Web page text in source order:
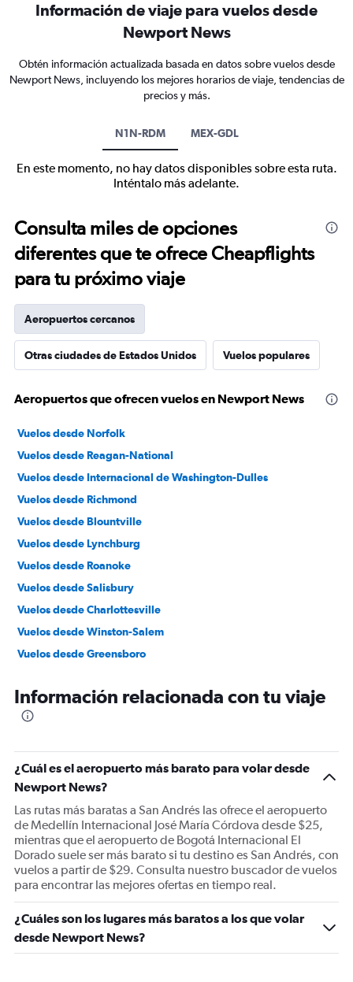
Información de viaje para vuelos desde
Newport News
Obtén información actualizada basada en datos sobre vuelos desde
Newport News, incluyendo los mejores horarios de viaje, tendencias de
precios y más.
N1N-RDM MEX-GDL
En este momento, no hay datos disponibles sobre esta ruta.
Inténtalo más adelante.
Consulta miles de opciones
diferentes que te ofrece Cheapflights
para tu próximo viaje
Aeropuertos cercanos
Otras ciudades de Estados Unidos Vuelos populares
Aeropuertos que ofrecen vuelos en Newport News
Vuelos desde Norfolk
Vuelos desde Reagan-National
Vuelos desde Internacional de Washington-Dulles
Vuelos desde Richmond
Vuelos desde Blountville
Vuelos desde Lynchburg
Vuelos desde Roanoke
Vuelos desde Salisbury
Vuelos desde Charlottesville
Vuelos desde Winston-Salem
Vuelos desde Greensboro
Información relacionada con tu viaje
¿Cuál es el aeropuerto más barato para volar desde
Newport News?
Las rutas más baratas a San Andrés las ofrece el aeropuerto
de Medellín Internacional José María Córdova desde $25,
mientras que el aeropuerto de Bogotá Internacional El
Dorado suele ser más barato si tu destino es San Andrés, con
vuelos a partir de $29. Consulta nuestro buscador de vuelos
para encontrar las mejores ofertas en tiempo real.
¿Cuáles son los lugares más baratos a los que volar
desde Newport News?